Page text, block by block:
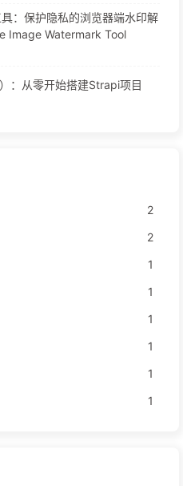
：保护隐私的浏览器端水印解
Image Watermark Tool
：从零开始搭建Strapi项目
2
2
1
1
1
1
1
1